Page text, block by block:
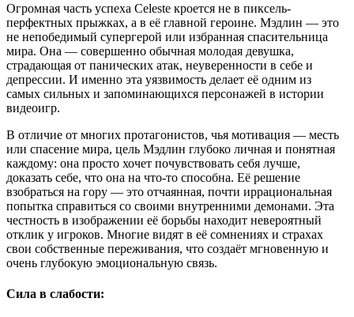
Огромная часть успеха Celeste кроется не в пиксель-
перфектных прыжках, а в её главной героине. Мэдлин — это
не непобедимый супергерой или избранная спасительница
мира. Она — совершенно обычная молодая девушка,
страдающая от панических атак, неуверенности в себе и
депрессии. И именно эта уязвимость делает её одним из
самых сильных и запоминающихся персонажей в истории
видеоигр.
В отличие от многих протагонистов, чья мотивация — месть
или спасение мира, цель Мэдлин глубоко личная и понятная
каждому: она просто хочет почувствовать себя лучше,
доказать себе, что она на что-то способна. Её решение
взобраться на гору — это отчаянная, почти иррациональная
попытка справиться со своими внутренними демонами. Эта
честность в изображении её борьбы находит невероятный
отклик у игроков. Многие видят в её сомнениях и страхах
свои собственные переживания, что создаёт мгновенную и
очень глубокую эмоциональную связь.
Сила в слабости: